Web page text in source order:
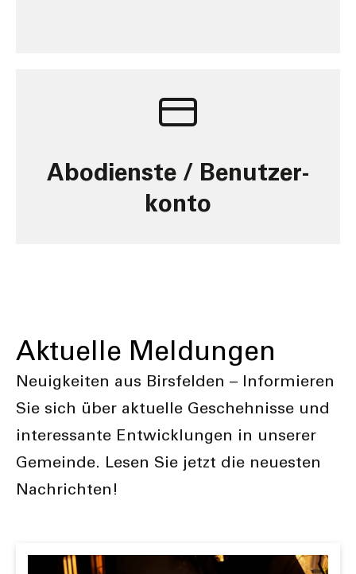
Abo­dienste / Benutzer­
konto
Aktuelle Meldungen
Neuigkeiten aus Birsfelden – Informieren
Sie sich über aktuelle Geschehnisse und
interessante Entwicklungen in unserer
Gemeinde. Lesen Sie jetzt die neuesten
Nachrichten!